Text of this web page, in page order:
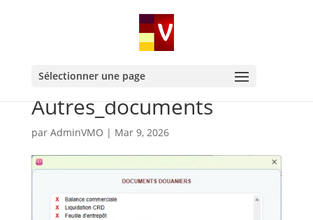
Sélectionner une page
Autres_documents
par AdminVMO | Mar 9, 2026